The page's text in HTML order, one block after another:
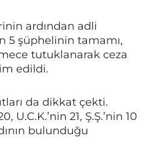
ardından adli
5 şüphelinin tamamı,
tutuklanarak ceza
edildi.
da dikkat çekti.
U.C.K.’nin 21, Ş.Ş.’nin 10
bulunduğu